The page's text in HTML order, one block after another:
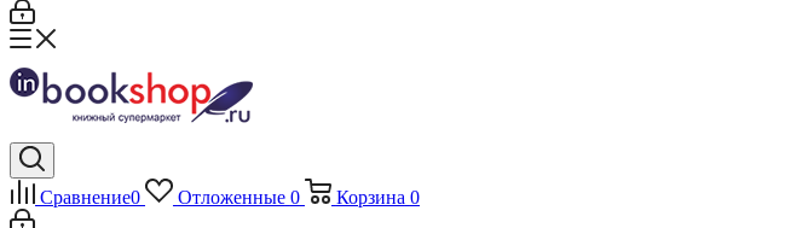
Сравнение0 Отложенные 0 Корзина 0